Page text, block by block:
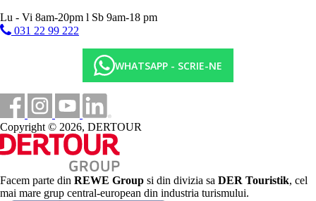
pentru copii (laguna delimitata de corali)
bar pe plaja
Oferta sportiva
Gratuit: aquapark, jacuzzi exterior, volei pe plaja, darts,
tenis de masa, 2 terenuri de tenis (echipamentul si
iluminatul contra cost), padel, teren multifunctional - volei,
baschet, fotbal (echipamentul si iluminatul contra cost),
sala de fitness in hotelul vecin Akassia Swiss.
Contra cost: centru de scufundari.
Club de animatie ceh Motion pentru adulti in perioada
1.11.2025 – 31.3.2026.
Lu - Vi 8am-20pm l Sb 9am-18 pm
031 22 99 222
WHATSAPP - SCRIE-NE
Copyright © 2026, DERTOUR
Facem parte din REWE Group si din divizia sa DER Touristik, cel
mai mare grup central-european din industria turismului.